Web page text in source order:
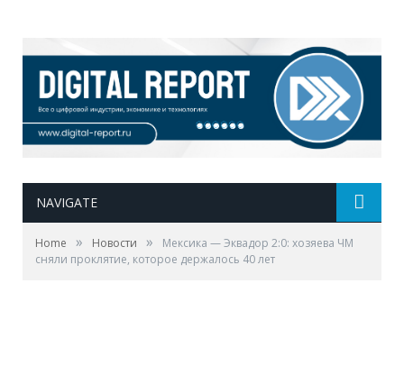
NAVIGATE
Home » Новости »
Мексика — Эквадор 2:0: хозяева ЧМ
сняли проклятие, которое держалось 40 лет